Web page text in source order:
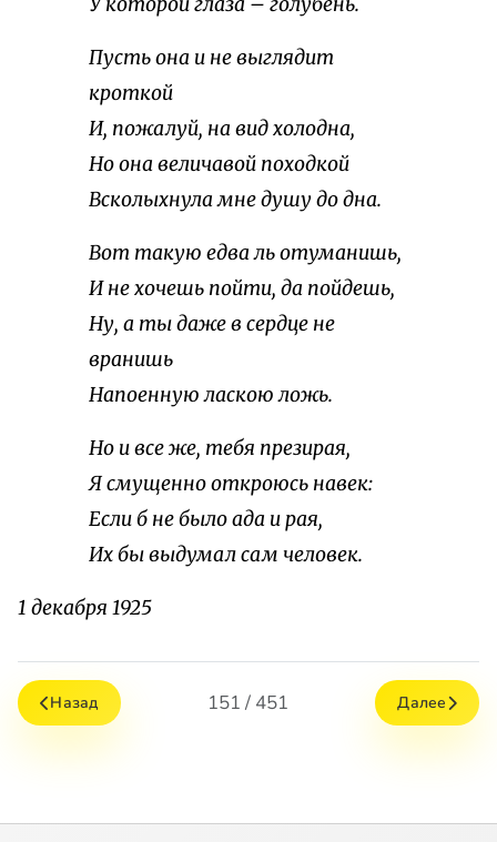
Пусть она и не выглядит
кроткой
И, пожалуй, на вид холодна,
Но она величавой походкой
Всколыхнула мне душу до дна.
Вот такую едва ль отуманишь,
И не хочешь пойти, да пойдешь,
Ну, а ты даже в сердце не
вранишь
Напоенную ласкою ложь.
Но и все же, тебя презирая,
Я смущенно откроюсь навек:
Если б не было ада и рая,
Их бы выдумал сам человек.
1 декабря 1925
Назад 151 / 451 Далее